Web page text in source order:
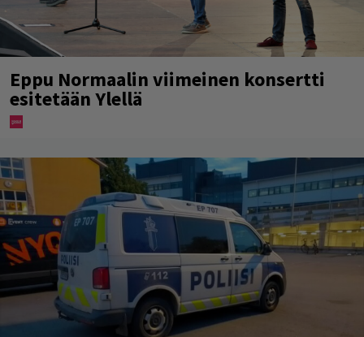
Eppu Normaalin viimeinen konsertti
esitetään Ylellä